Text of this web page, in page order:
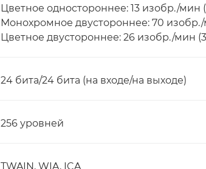
Цветное одностороннее: 13 изобр./мин
Монохромное двустороннее: 70
Цветное двустороннее: 26 изобр./мин
24 бита/24 бита (на входе/на выходе)
256 уровней
TWAIN, WIA, ICA